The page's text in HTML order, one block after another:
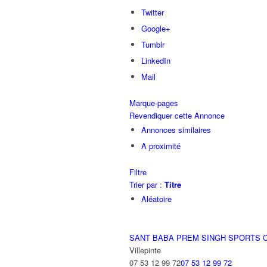
Twitter
Google+
Tumblr
LinkedIn
Mail
Marque-pages
Revendiquer cette Annonce
Annonces similaires
A proximité
Filtre
Trier par : Titre
Aléatoire
SANT BABA PREM SINGH SPORTS
Villepinte
07 53 12 99 7207 53 12 99 72